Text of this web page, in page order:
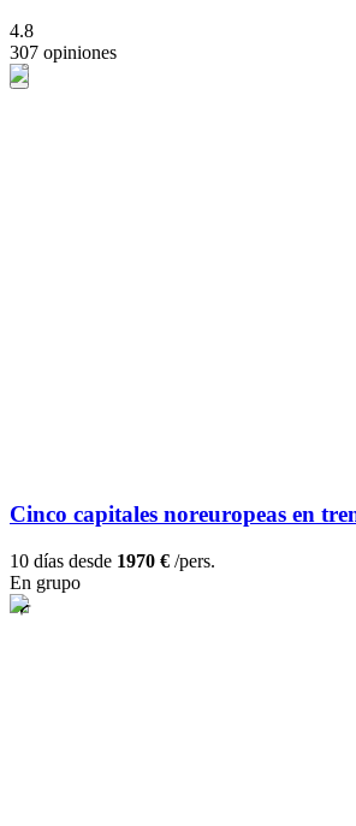
4.8
307 opiniones
Cinco capitales noreuropeas en
10 días desde 1970 € /pers.
En grupo